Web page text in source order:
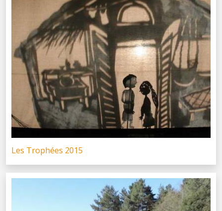
Les Trophées 2015